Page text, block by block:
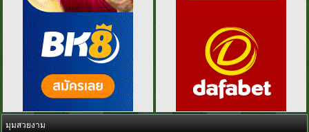
มุมสวยงาม